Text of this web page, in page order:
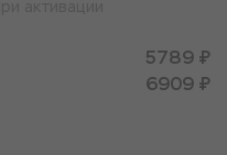
5789 ₽
6909 ₽